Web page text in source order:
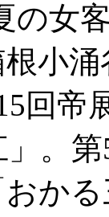
の女
小
帝展
。
か